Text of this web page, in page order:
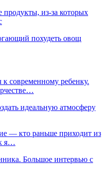
продукты, из-за которых
похудеть овощ
современному ребенку.
идеальную атмосферу
— кто раньше приходит из
я…
Большое интервью с